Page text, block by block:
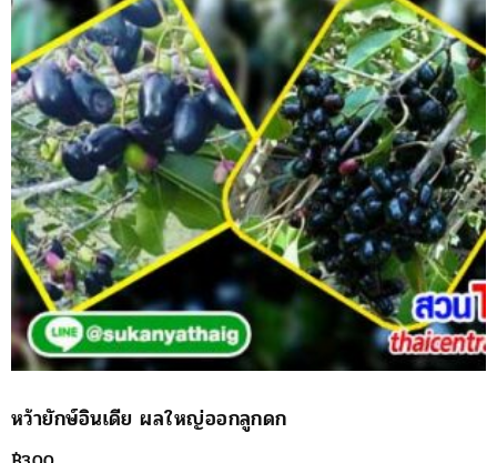
หว้ายักษ์อินเดีย ผลใหญ่ออกลูกดก